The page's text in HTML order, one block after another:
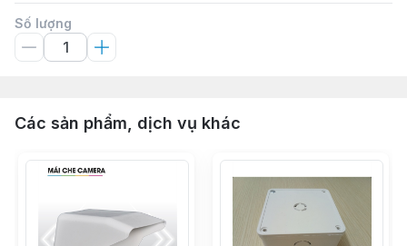
Số lượng
Các sản phẩm, dịch vụ khác